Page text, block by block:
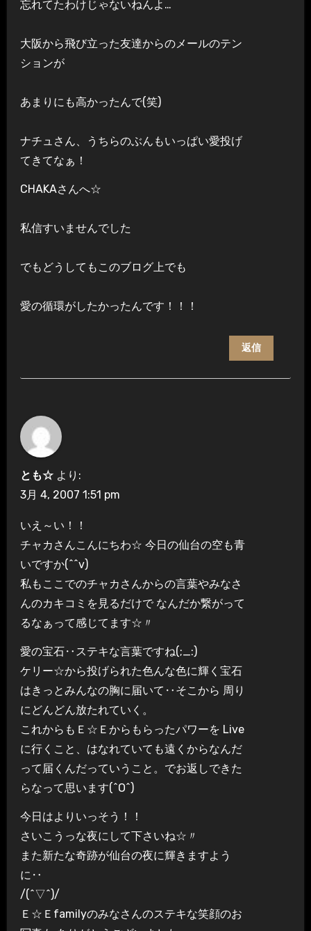
忘れてたわけじゃないねんよ…
大阪から飛び立った友達からのメールのテン
ションが
あまりにも高かったんで(笑)
ナチュさん、うちらのぶんもいっぱい愛投げ
てきてなぁ！
CHAKAさんへ☆
私信すいませんでした
でもどうしてもこのブログ上でも
愛の循環がしたかったんです！！！
返信
とも☆ より:
3月 4, 2007 1:51 pm
いえ～い！！
チャカさんこんにちわ☆ 今日の仙台の空も青
いですか(^^v)
私もここでのチャカさんからの言葉やみなさ
んのカキコミを見るだけで なんだか繋がって
るなぁって感じてます☆〃
愛の宝石‥ステキな言葉ですね(;_:)
ケリー☆から投げられた色んな色に輝く宝石
はきっとみんなの胸に届いて‥そこから 周り
にどんどん放たれていく。
これからもＥ☆Ｅからもらったパワーを Live
に行くこと、はなれていても遠くからなんだ
って届くんだっていうこと。でお返しできた
らなって思います(^O^)
今日はよりいっそう！！
さいこうっな夜にして下さいね☆〃
また新たな奇跡が仙台の夜に輝きますよう
に‥
/(^▽^)/
Ｅ☆Ｅfamilyのみなさんのステキな笑顔のお